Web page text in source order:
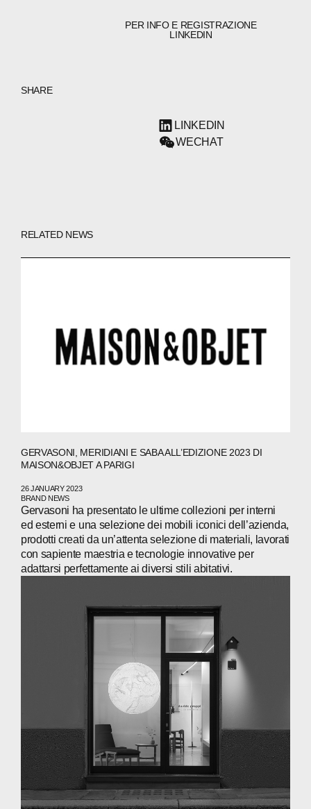
ABOUT
NEWS
PRESS
INVESTORS
CONTACTS
LINKEDIN
PER INFO E REGISTRAZIONE
LINKEDIN
SHARE
LINKEDIN
WECHAT
RELATED NEWS
GERVASONI, MERIDIANI E SABA ALL’EDIZIONE 2023 DI
MAISON&OBJET A PARIGI
26 JANUARY 2023
BRAND NEWS
Gervasoni ha presentato le ultime collezioni per interni
ed esterni e una selezione dei mobili iconici dell’azienda,
prodotti creati da un’attenta selezione di materiali, lavorati
con sapiente maestria e tecnologie innovative per
adattarsi perfettamente ai diversi stili abitativi.